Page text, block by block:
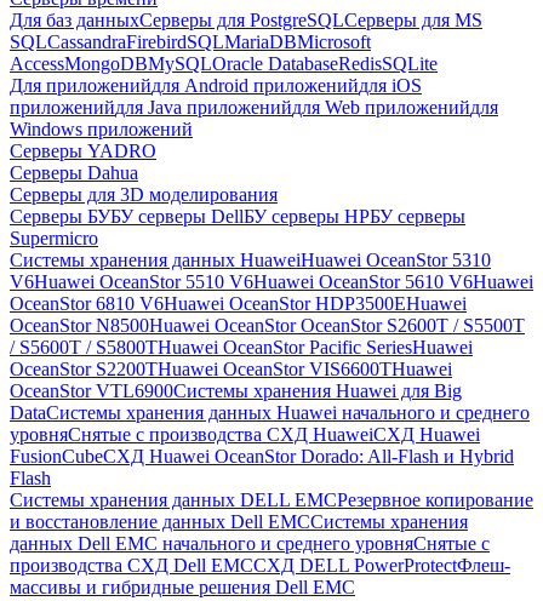
Для баз данныхСерверы для PostgreSQLСерверы для MS
SQLCassandraFirebirdSQLMariaDBMicrosoft
AccessMongoDBMySQLOracle DatabaseRedisSQLite
Для приложенийдля Android приложенийдля iOS
приложенийдля Java приложенийдля Web приложенийдля
Windows приложений
Серверы YADRO
Серверы Dahua
Серверы для 3D моделирования
Серверы БУБУ серверы DellБУ серверы HPБУ серверы
Supermicro
Системы хранения данных HuaweiHuawei OceanStor 5310
V6Huawei OceanStor 5510 V6Huawei OceanStor 5610 V6Huawei
OceanStor 6810 V6Huawei OceanStor HDP3500EHuawei
OceanStor N8500Huawei OceanStor OceanStor S2600T / S5500T
/ S5600T / S5800THuawei OceanStor Pacific SeriesHuawei
OceanStor S2200THuawei OceanStor VIS6600THuawei
OceanStor VTL6900Системы хранения Huawei для Big
DataСистемы хранения данных Huawei начального и среднего
уровняСнятые с производства СХД HuaweiСХД Huawei
FusionCubeСХД Huawei OceanStor Dorado: All-Flash и Hybrid
Flash
Системы хранения данных DELL EMCРезервное копирование
и восстановление данных Dell EMCСистемы хранения
данных Dell EMC начального и среднего уровняСнятые с
производства СХД Dell EMCСХД DELL PowerProtectФлеш-
массивы и гибридные решения Dell EMC